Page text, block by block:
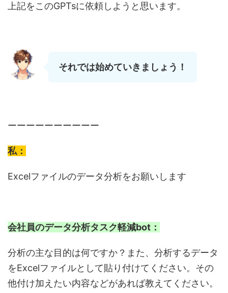
上記をこのGPTsに依頼しようと思います。
それでは始めていきましょう！
ーーーーーーーーーー
私：
Excelファイルのデータ分析をお願いします
会社員のデータ分析タスク軽減bot：
分析の主な目的は何ですか？また、分析するデータ
をExcelファイルとして貼り付けてください。その
他付け加えたい内容などがあれば教えてください。